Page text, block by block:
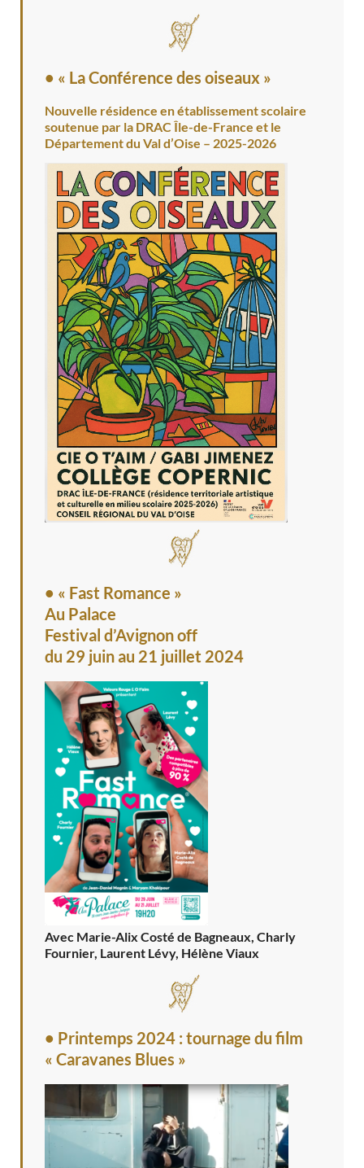
• « La Conférence des oiseaux »
Nouvelle résidence en établissement scolaire
soutenue par la DRAC Île-de-France et le
Département du Val d’Oise – 2025-2026
• « Fast Romance »
Au Palace
Festival d’Avignon off
du 29 juin au 21 juillet 2024
Avec Marie-Alix Costé de Bagneaux, Charly
Fournier, Laurent Lévy, Hélène Viaux
• Printemps 2024 : tournage du film
« Caravanes Blues »